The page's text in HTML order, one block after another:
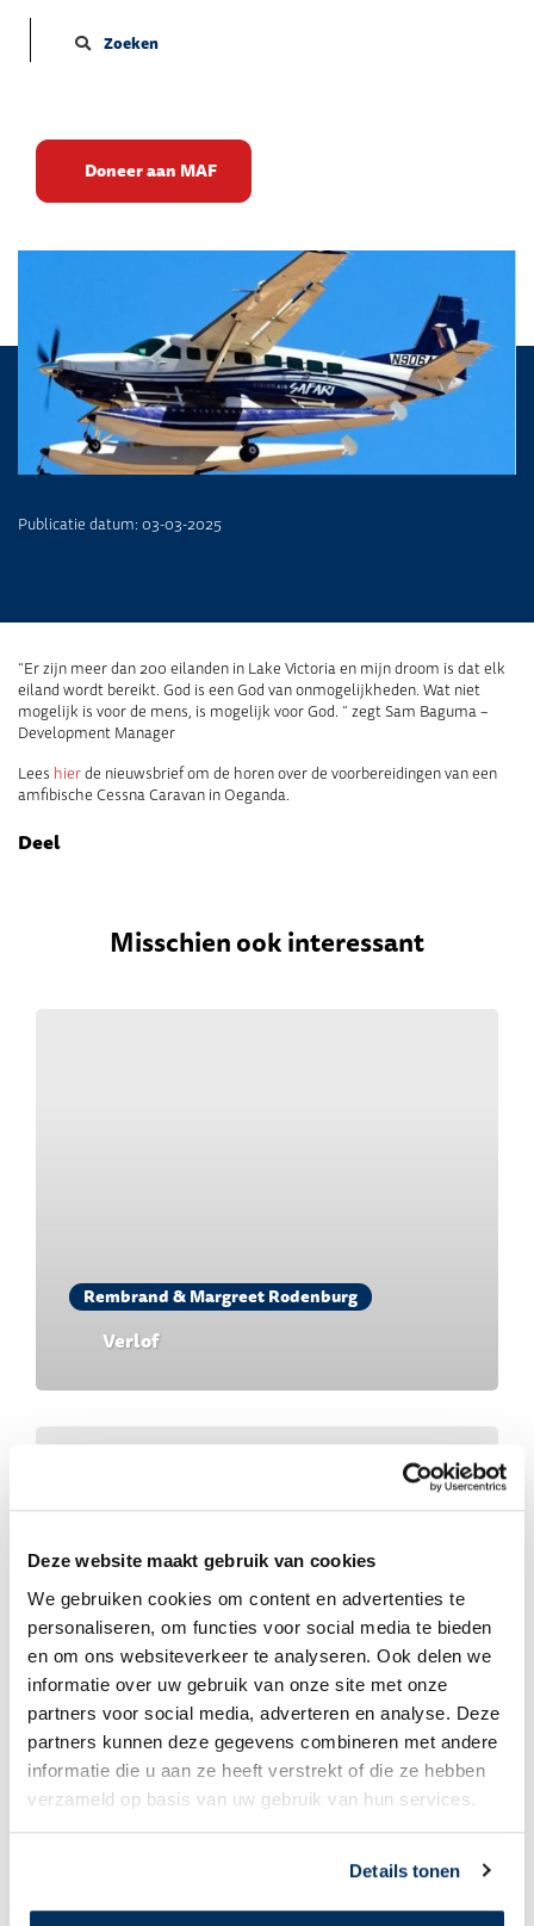
Deze website maakt gebruik van cookies
We gebruiken cookies om content en advertenties te
personaliseren, om functies voor social media te bieden
en om ons websiteverkeer te analyseren. Ook delen we
informatie over uw gebruik van onze site met onze
partners voor social media, adverteren en analyse. Deze
partners kunnen deze gegevens combineren met andere
informatie die u aan ze heeft verstrekt of die ze hebben
verzameld op basis van uw gebruik van hun services.
Details tonen
Zoeken
Doneer aan MAF
Amfibische Caravan voor
Oeganda!
Publicatie datum: 03-03-2025
“Er zijn meer dan 200 eilanden in Lake Victoria en mijn droom is dat elk
eiland wordt bereikt. God is een God van onmogelijkheden. Wat niet
mogelijk is voor de mens, is mogelijk voor God. ” zegt Sam Baguma –
Development Manager
Lees hierde nieuwsbrief om de horen over de voorbereidingen van een
amfibische Cessna Caravan in Oeganda.
Deel
Misschien ook interessant
Rembrand & Margreet Rodenburg
Verlof
Rembrand & Margreet Rodenburg
Even bijpraten